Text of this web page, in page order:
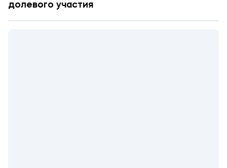
долевого участия